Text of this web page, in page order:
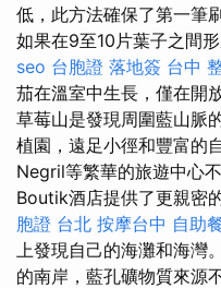
低，此方法確保了第一筆
如果在9至10片葉子之間
seo 台胞證 落地簽 台中
茄在溫室中生長，僅在開
草莓山是發現周圍藍山脈
植園，遠足小徑和豐富的
Negril等繁華的旅遊中心
Boutik酒店提供了更親密
胞證 台北 按摩台中 自助
上發現自己的海灘和海灣。
的南岸，藍孔礦物質來源